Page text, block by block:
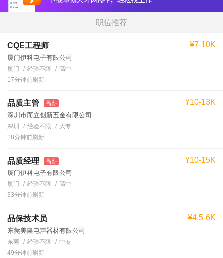
职位推荐
CQE工程师
厦门伊科电子有限公司
¥7-10K
厦门 经验不限
高中
17分钟前刷新
品质主管 高薪
深圳市而立创新五金有限公司
¥10-13K
深圳 经验不限
大专
18分钟前刷新
品质经理 高薪
厦门伊科电子有限公司
¥10-15K
厦门 经验不限
高中
33分钟前刷新
品保技术员
东莞美隆电声器材有限公司
¥4.5-6K
东莞 经验不限
中专
49分钟前刷新